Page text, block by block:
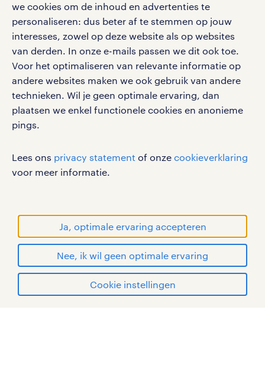
we cookies om de inhoud en advertenties te
personaliseren: dus beter af te stemmen op jouw
interesses, zowel op deze website als op websites
van derden. In onze e-mails passen we dit ook toe.
Voor het optimaliseren van relevante informatie op
andere websites maken we ook gebruik van andere
technieken. Wil je geen optimale ervaring, dan
plaatsen we enkel functionele cookies en anonieme
pings.
Lees ons privacy statement of onze cookieverklaring
voor meer informatie.
Ja, optimale ervaring accepteren
Nee, ik wil geen optimale ervaring
Cookie instellingen
werken bij randstad
gebruikersvoorwaarden
privacystatement
cookies
disclaimer
sitemap
RANDSTAD, HUMAN FORWARD en SHAPING THE
WORLD OF WORK zijn geregistreerde